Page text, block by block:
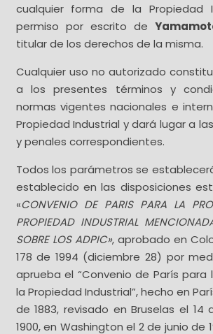
cualquier forma de la Propiedad
permiso por escrito de
titular de los derechos de la misma.
Cualquier uso no autorizado
a los presentes términos y
normas vigentes nacionales e
Propiedad Industrial y dará lugar a
y penales correspondientes.
Todos los parámetros se
establecido en las disposiciones
«CONVENIO DE PARIS PARA LA
PROPIEDAD INDUSTRIAL
SOBRE LOS ADPIC», aprobado en
178 de 1994 (diciembre 28) por
aprueba el “Convenio de París para
la Propiedad Industrial”, hecho en
de 1883, revisado en Bruselas el
1900, en Washington el 2 de junio de